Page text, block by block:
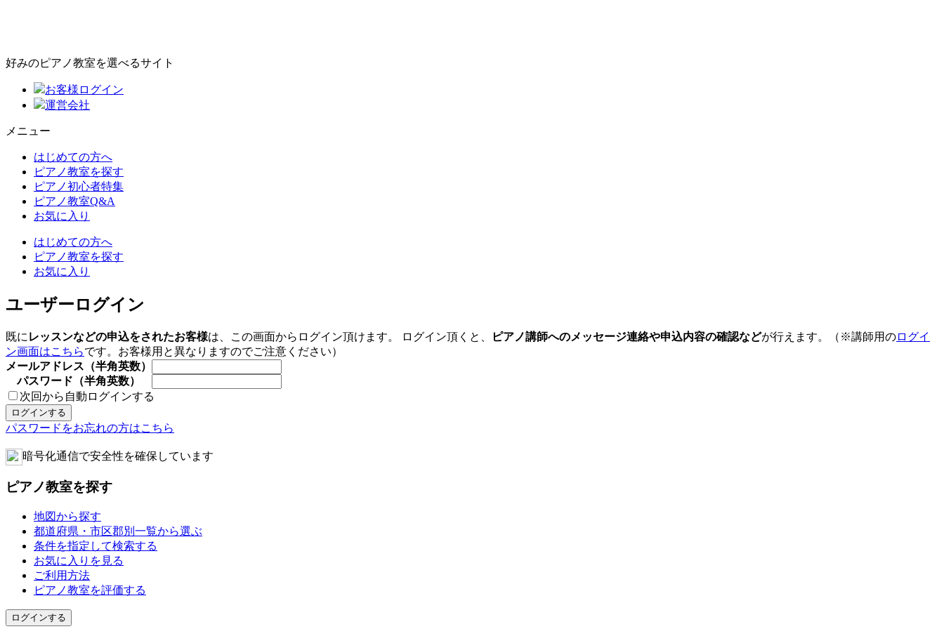
好みのピアノ教室を選べるサイト
お客様ログイン
運営会社
メニュー
はじめての方へ
ピアノ教室を探す
ピアノ初心者特集
ピアノ教室Q&A
お気に入り
はじめての方へ
ピアノ教室を探す
お気に入り
ユーザーログイン
既に レッスンなどの申込をされたお客様は、この画面からログイン頂けます。 ログイン頂くと、 ピアノ講師へのメッセージ連絡や申込内容の確認などが行えます。（※講師用のログイ
ン画面はこちらです。お客様用と異なりますのでご注意ください）
メールアドレス（半角英数）
パスワード（半角英数）
次回から自動ログインする
パスワードをお忘れの方はこちら
暗号化通信で安全性を確保しています
ピアノ教室を探す
地図から探す
都道府県・市区郡別一覧から選ぶ
条件を指定して検索する
お気に入りを見る
ご利用方法
ピアノ教室を評価する
ログインする